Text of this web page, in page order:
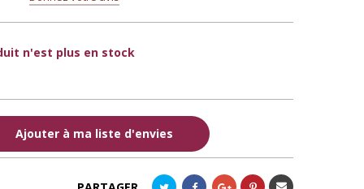
n'est plus en stock
Ajouter à ma liste d'envies
Envoyer